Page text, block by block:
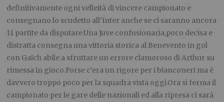
definitivamente ogni velleità di vincere campionato e
consegnano lo scudetto all’Inter anche se ci saranno ancora
11 partite da disputare.Una Juve confusionaria,poco decisa e
distratta consegna una vittoria storica al Benevento in gol
con Gaich abile a sfruttare un errore clamoroso di Arthur su
rimessa in gioco.Forse c’era un rigore per i bianconeri ma è
davvero troppo poco per la squadra vista oggi.Ora si ferma il
campionato per le gare delle nazionali ed alla ripresa ci sarà